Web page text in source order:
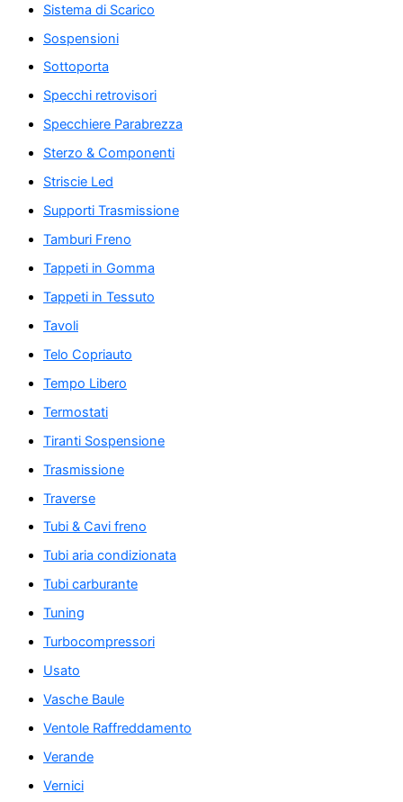
Sistema di Scarico
Sospensioni
Sottoporta
Specchi retrovisori
Specchiere Parabrezza
Sterzo & Componenti
Striscie Led
Supporti Trasmissione
Tamburi Freno
Tappeti in Gomma
Tappeti in Tessuto
Tavoli
Telo Copriauto
Tempo Libero
Termostati
Tiranti Sospensione
Trasmissione
Traverse
Tubi & Cavi freno
Tubi aria condizionata
Tubi carburante
Tuning
Turbocompressori
Usato
Vasche Baule
Ventole Raffreddamento
Verande
Vernici